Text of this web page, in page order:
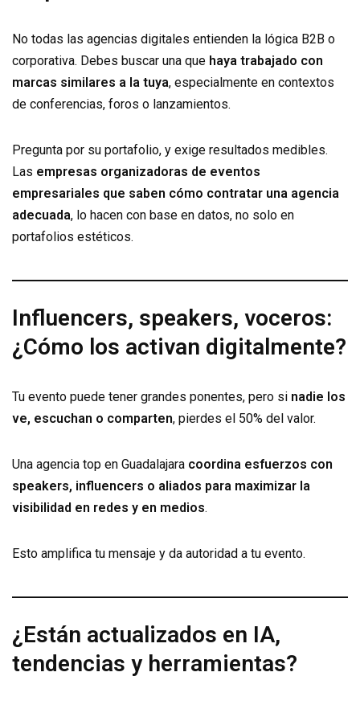
No todas las agencias digitales entienden la lógica B2B o
corporativa. Debes buscar una que haya trabajado con
marcas similares a la tuya, especialmente en contextos
de conferencias, foros o lanzamientos.
Pregunta por su portafolio, y exige resultados medibles.
Las empresas organizadoras de eventos
empresariales que saben cómo contratar una agencia
adecuada, lo hacen con base en datos, no solo en
portafolios estéticos.
Influencers, speakers, voceros:
¿Cómo los activan digitalmente?
Tu evento puede tener grandes ponentes, pero si nadie los
ve, escuchan o comparten, pierdes el 50% del valor.
Una agencia top en Guadalajara coordina esfuerzos con
speakers, influencers o aliados para maximizar la
visibilidad en redes y en medios.
Esto amplifica tu mensaje y da autoridad a tu evento.
¿Están actualizados en IA,
tendencias y herramientas?